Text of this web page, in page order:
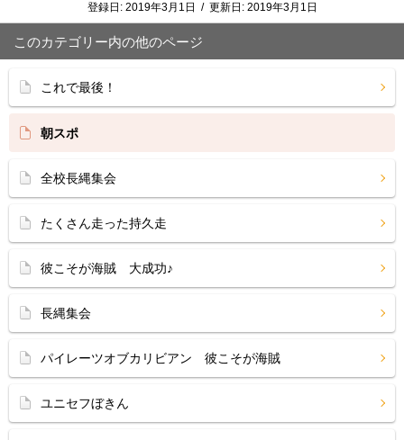
登録日: 2019年3月1日 / 更新日: 2019年3月1日
このカテゴリー内の他のページ
これで最後！
朝スポ
全校長縄集会
たくさん走った持久走
彼こそが海賊 大成功♪
長縄集会
パイレーツオブカリビアン 彼こそが海賊
ユニセフぼきん